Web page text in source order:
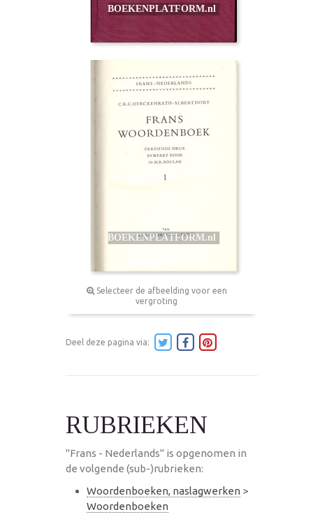
Selecteer de afbeelding voor een
vergroting
Deel deze pagina via:
RUBRIEKEN
"Frans - Nederlands" is opgenomen in
de volgende (sub-)rubrieken:
Woordenboeken, naslagwerken >
Woordenboeken